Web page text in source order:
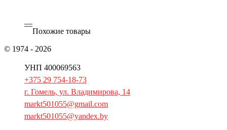
Похожие товары
© 1974 - 2026
УНП 400069563
+375 29 754-18-73
г. Гомель, ул. Владимирова, 14
markt501055@gmail.com
markt501055@yandex.by